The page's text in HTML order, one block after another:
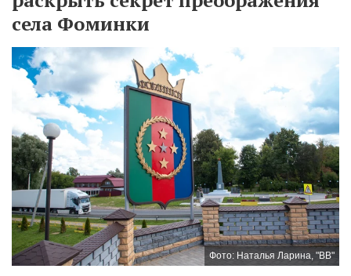
села Фоминки
Фото: Наталья Ларина, "ВВ"